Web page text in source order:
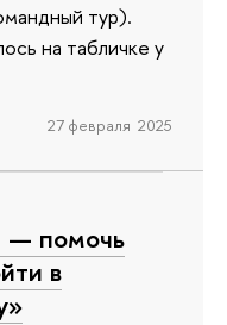
тур).
на табличке у
27 февраля 2025
помочь
в